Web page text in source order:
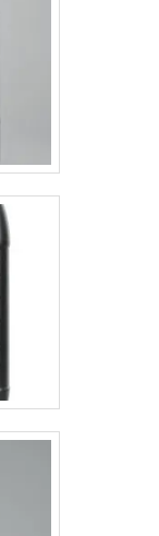
premium
superiores,
os intervalos
Tek Hot Chan
correntes,
Contém
além de
Este
um pacote
tornando-o
chama viva
não contém
produção de
– stentors
e a maioria
elevadas.